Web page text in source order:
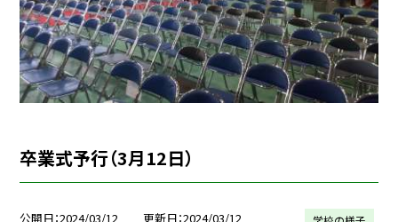
卒業式予行（3月12日）
公開日 2024/03/12 更新日 2024/03/12